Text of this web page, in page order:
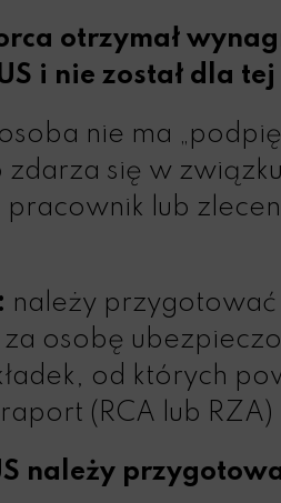
otrzymał
i nie został dla
nie ma
się w
pracownik lub
należy
osobę
od których
(RCA lub
należy